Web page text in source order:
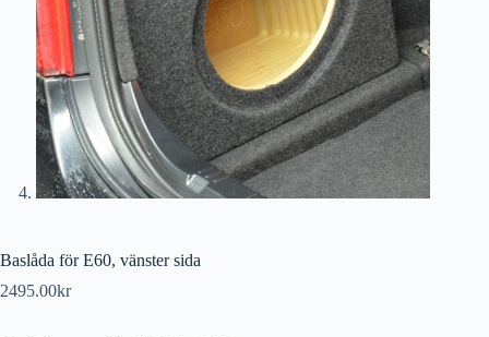
Baslåda för E60, vänster sida
2495.00kr